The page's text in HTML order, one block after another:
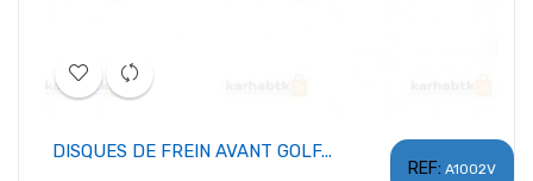
REF: A1002V
DISQUES DE FREIN AVANT GOLF...